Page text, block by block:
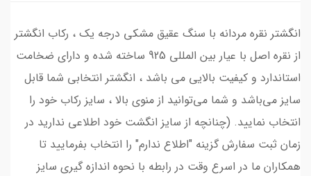
انگشتر نقره مردانه با سنگ عقیق مشکی درجه یک ، رکاب انگشتر
از نقره اصل با عیار بین المللی 925 ساخته شده و دارای ضخامت
استاندارد و کیفیت بالایی می‌ باشد ، انگشتر انتخابی شما قابل
سایز می‌باشد و شما می‌توانید از منوی بالا ، سایز رکاب خود را
انتخاب نمایید. (چنانچه از سایز انگشت خود اطلاعی ندارید در
زمان ثبت سفارش گزینه "اطلاع ندارم" را انتخاب بفرمایید تا
همکاران ما در اسرع وقت در رابطه با نحوه اندازه گیری سایز